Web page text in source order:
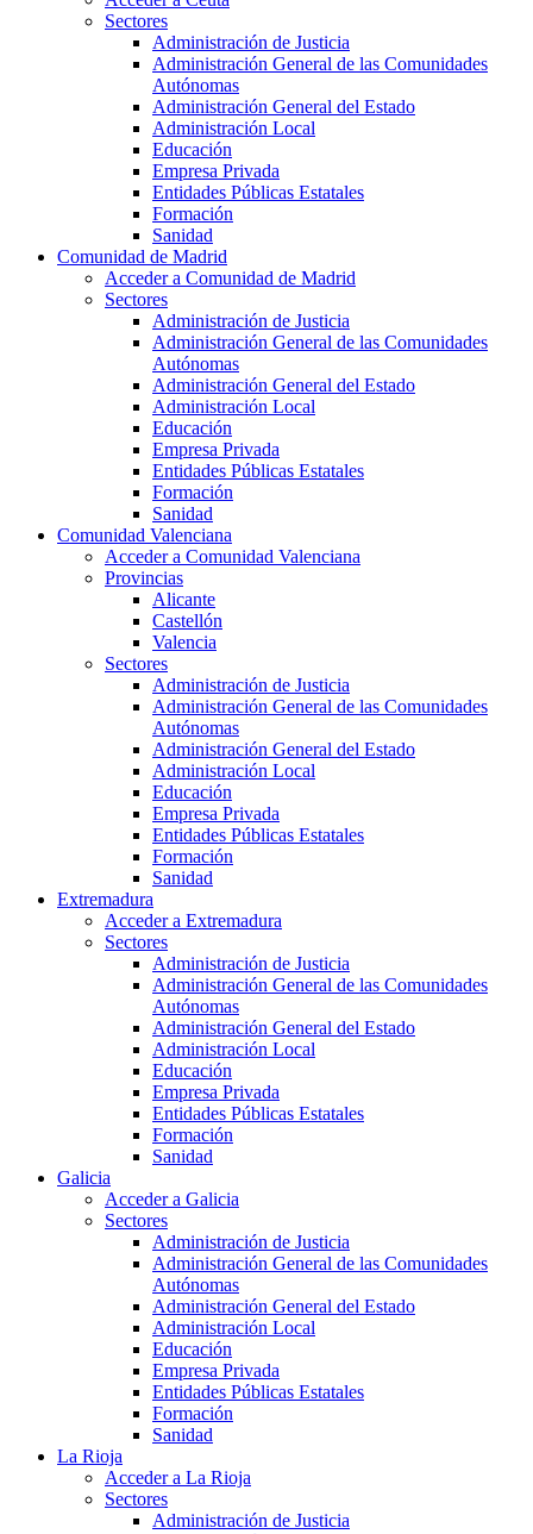
Sectores
Administración de Justicia
Administración General de las Comunidades
Autónomas
Administración General del Estado
Administración Local
Educación
Empresa Privada
Entidades Públicas Estatales
Formación
Sanidad
Comunidad de Madrid
Acceder a Comunidad de Madrid
Sectores
Administración de Justicia
Administración General de las Comunidades
Autónomas
Administración General del Estado
Administración Local
Educación
Empresa Privada
Entidades Públicas Estatales
Formación
Sanidad
Comunidad Valenciana
Acceder a Comunidad Valenciana
Provincias
Alicante
Castellón
Valencia
Sectores
Administración de Justicia
Administración General de las Comunidades
Autónomas
Administración General del Estado
Administración Local
Educación
Empresa Privada
Entidades Públicas Estatales
Formación
Sanidad
Extremadura
Acceder a Extremadura
Sectores
Administración de Justicia
Administración General de las Comunidades
Autónomas
Administración General del Estado
Administración Local
Educación
Empresa Privada
Entidades Públicas Estatales
Formación
Sanidad
Galicia
Acceder a Galicia
Sectores
Administración de Justicia
Administración General de las Comunidades
Autónomas
Administración General del Estado
Administración Local
Educación
Empresa Privada
Entidades Públicas Estatales
Formación
Sanidad
La Rioja
Acceder a La Rioja
Sectores
Administración de Justicia